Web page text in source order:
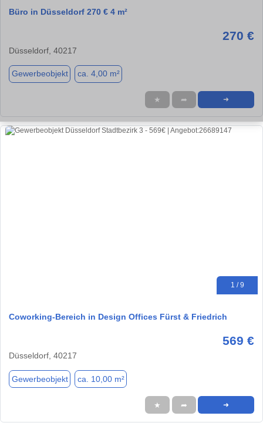
Büro in Düsseldorf 270 € 4 m²
270 €
Düsseldorf, 40217
Gewerbeobjekt ca. 4,00 m²
★ ➦ ➜
1 / 9
Coworking-Bereich in Design Offices Fürst & Friedrich
569 €
Düsseldorf, 40217
Gewerbeobjekt ca. 10,00 m²
★ ➦ ➜